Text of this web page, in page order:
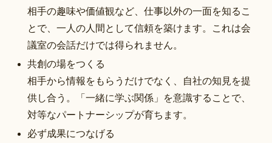
相手の趣味や価値観など、仕事以外の一面を知るこ
とで、一人の人間として信頼を築けます。これは会
議室の会話だけでは得られません。
共創の場をつくる
相手から情報をもらうだけでなく、自社の知見を提
供し合う。「一緒に学ぶ関係」を意識することで、
対等なパートナーシップが育ちます。
必ず成果につなげる